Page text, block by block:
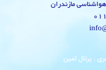
مازندران